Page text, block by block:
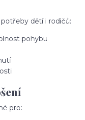
dětí i rodičů:
pohybu
pro: